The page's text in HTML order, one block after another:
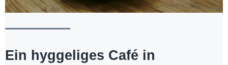
Ein hyggeliges Café in